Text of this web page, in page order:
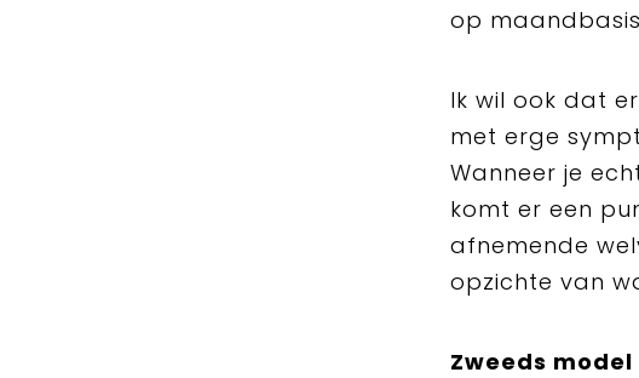
op
Ik wil ook dat
met erge
Wanneer je
komt er een
afnemende
opzichte van
Zweeds model